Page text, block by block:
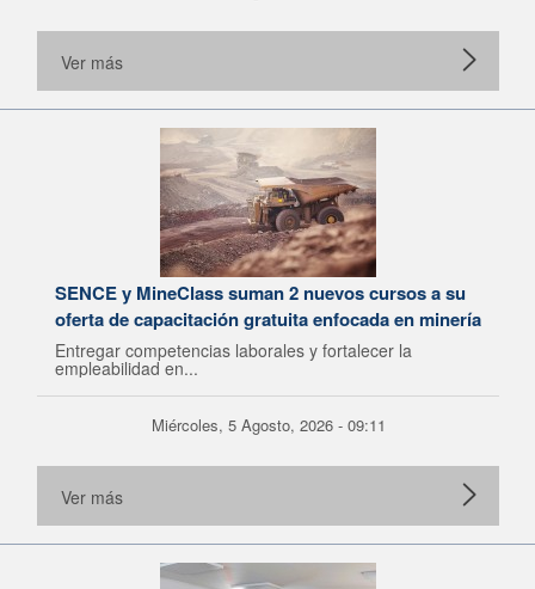
Ver más
SENCE y MineClass suman 2 nuevos cursos a su
oferta de capacitación gratuita enfocada en minería
Entregar competencias laborales y fortalecer la
empleabilidad en...
Miércoles, 5 Agosto, 2026 - 09:11
Ver más